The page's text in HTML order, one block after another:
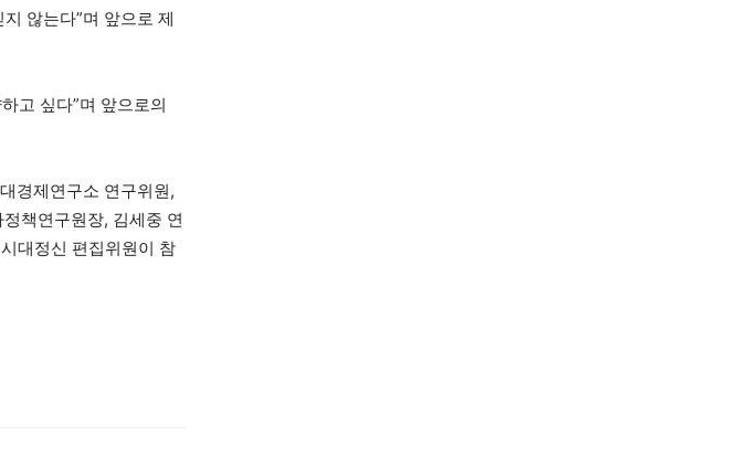
않는다”며 앞으로 제
고 싶다”며 앞으로의
경제연구소 연구위원,
책연구원장, 김세중 연
대정신 편집위원이 참